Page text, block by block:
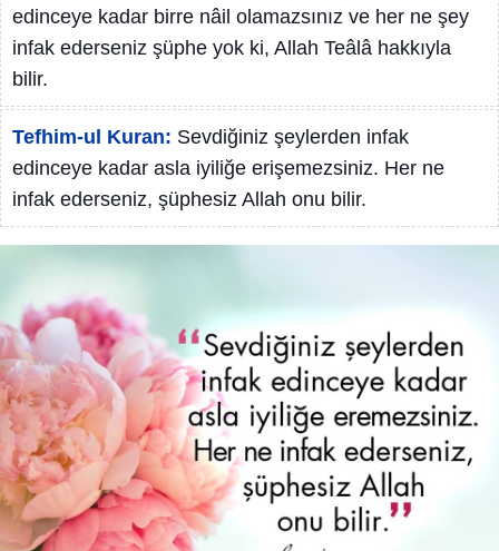
edinceye kadar birre nâil olamazsınız ve her ne şey
infak ederseniz şüphe yok ki, Allah Teâlâ hakkıyla
bilir.
Tefhim-ul Kuran: Sevdiğiniz şeylerden infak
edinceye kadar asla iyiliğe erişemezsiniz. Her ne
infak ederseniz, şüphesiz Allah onu bilir.